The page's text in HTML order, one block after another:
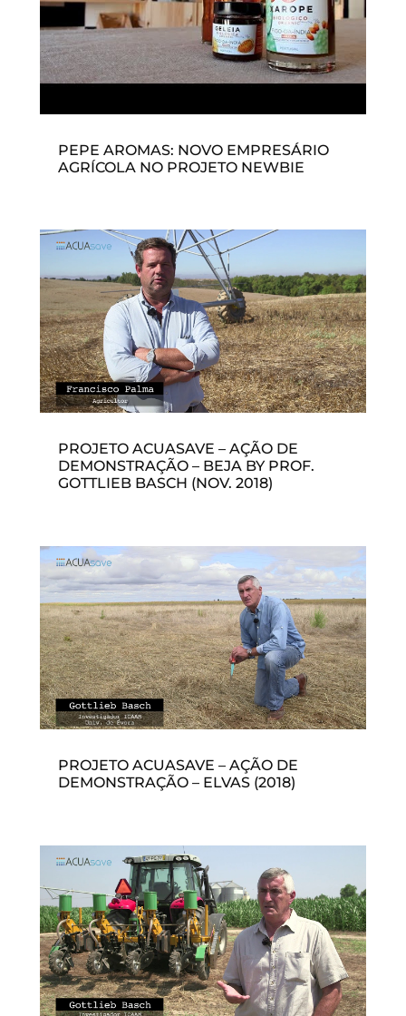
PEPE AROMAS: NOVO EMPRESÁRIO
AGRÍCOLA NO PROJETO NEWBIE
PROJETO ACUASAVE – AÇÃO DE
DEMONSTRAÇÃO – BEJA BY PROF.
GOTTLIEB BASCH (NOV. 2018)
PROJETO ACUASAVE – AÇÃO DE
DEMONSTRAÇÃO – ELVAS (2018)